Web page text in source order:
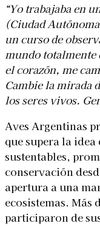
“Yo trabajaba en
(Ciudad
un curso de
mundo totalmente
el corazón, me
Cambie la mirada
los seres vivos.
Aves Argentinas
que supera la
sustentables,
conservación
apertura a una
ecosistemas. Más
participaron de